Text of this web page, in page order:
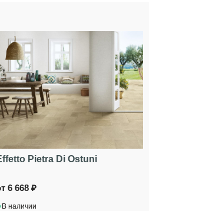
Pietra Di Ostuni
6 668 ₽
В наличии